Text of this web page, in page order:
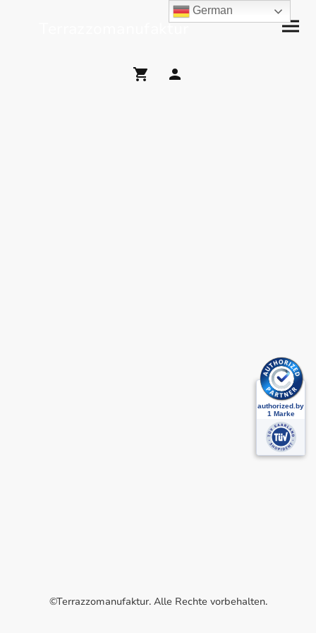
Terrazzomanufaktur
©Terrazzomanufaktur. Alle Rechte vorbehalten.
German